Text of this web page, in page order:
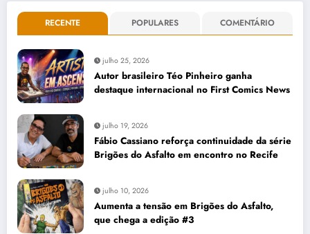
RECENTE POPULARES COMENTÁRIO
julho 25, 2026
Autor brasileiro Téo Pinheiro ganha
destaque internacional no First Comics News
julho 19, 2026
Fábio Cassiano reforça continuidade da série
Brigões do Asfalto em encontro no Recife
julho 10, 2026
Aumenta a tensão em Brigões do Asfalto,
que chega a edição #3